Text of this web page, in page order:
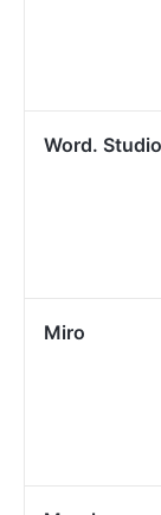
Word. Studio
Miro